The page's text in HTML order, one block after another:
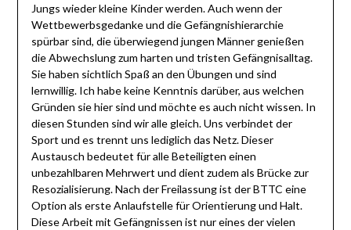
Jungs wieder kleine Kinder werden. Auch wenn der
Wettbewerbsgedanke und die Gefängnishierarchie
spürbar sind, die überwiegend jungen Männer genießen
die Abwechslung zum harten und tristen Gefängnisalltag.
Sie haben sichtlich Spaß an den Übungen und sind
lernwillig. Ich habe keine Kenntnis darüber, aus welchen
Gründen sie hier sind und möchte es auch nicht wissen. In
diesen Stunden sind wir alle gleich. Uns verbindet der
Sport und es trennt uns lediglich das Netz. Dieser
Austausch bedeutet für alle Beteiligten einen
unbezahlbaren Mehrwert und dient zudem als Brücke zur
Resozialisierung. Nach der Freilassung ist der BTTC eine
Option als erste Anlaufstelle für Orientierung und Halt.
Diese Arbeit mit Gefängnissen ist nur eines der vielen